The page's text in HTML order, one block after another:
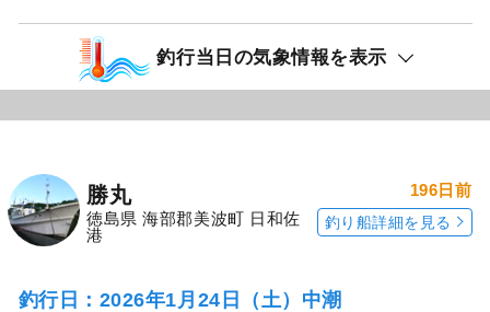
釣行当日の気象情報を表示
勝丸
徳島県 海部郡美波町 日和佐
港
196日前
釣り船詳細を見る
釣行日：2026年1月24日（土）中潮